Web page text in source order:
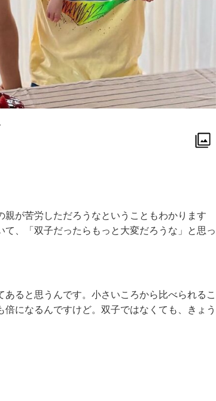
親が苦労しただろうなということもわかります
て、「双子だったらもっと大変だろうな」と思っ
ると思うんです。小さいころから比べられるこ
になるんですけど。双子ではなくても、きょう